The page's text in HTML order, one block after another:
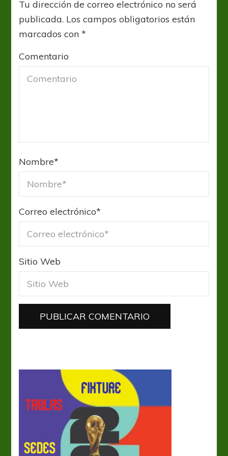
Tu dirección de correo electrónico no será
publicada. Los campos obligatorios están
marcados con*
Comentario
Nombre*
Correo electrónico*
Sitio Web